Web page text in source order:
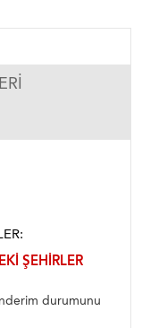
ŞEHIRLER
durumunu